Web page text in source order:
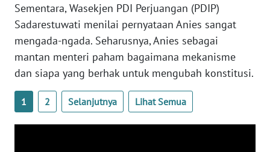
Sementara, Wasekjen PDI Perjuangan (PDIP)
Sadarestuwati menilai pernyataan Anies sangat
mengada-ngada. Seharusnya, Anies sebagai
mantan menteri paham bagaimana mekanisme
dan siapa yang berhak untuk mengubah konstitusi.
1 2 Selanjutnya Lihat Semua
WN
PAPUA
WN
BARAT
WN